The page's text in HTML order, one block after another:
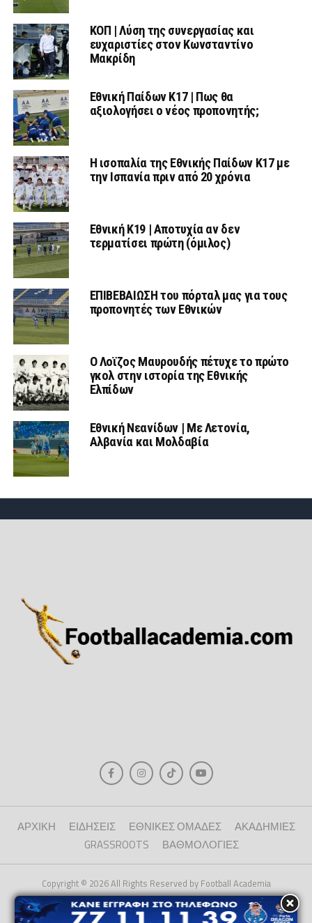
ΚΟΠ | Λύση της συνεργασίας και
ευχαριστίες στον Κωνσταντίνο
Μακρίδη
Εθνική Παίδων Κ17 | Πως θα
αξιολογήσει ο νέος προπονητής;
Η ισοπαλία της Εθνικής Παίδων Κ17 με
την Ισπανία πριν από 20 χρόνια
Εθνική Κ19 | Αποτυχία αν δεν
τερματίσει πρώτη (όμιλος)
ΕΠΙΒΕΒΑΙΩΣΗ του πόρταλ μας για τους
προπονητές των Εθνικών
Ο Λοϊζος Μαυρουδής πέτυχε το πρώτο
γκολ στην ιστορία της Εθνικής
Ελπίδων
Εθνική Νεανίδων | Mε Λετονία,
Αλβανία και Μολδαβία
ΑΡΧΙΚΗ ΕΙΔΗΣΕΙΣ ΕΘΝΙΚΕΣ ΟΜΑΔΕΣ
ΑΚΑΔΗΜΙΕΣ
GRASSROOTS
ΒΑΘΜΟΛΟΓΙΕΣ
Copyright © 2026 All Rights Reserved by Football Academia